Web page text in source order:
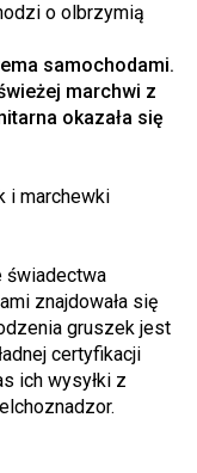
o olbrzymią
samochodami.
marchwi z
okazała się
i marchewki
świadectwa
znajdowała się
gruszek jest
certyfikacji
ich wysyłki z